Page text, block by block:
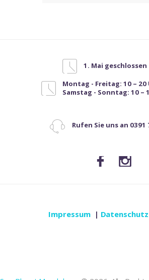
1. Mai geschlossen
Montag - Freitag: 10 – 20
Samstag - Sonntag: 10 –
Rufen Sie uns an 0391
Impressum | Datenschutz